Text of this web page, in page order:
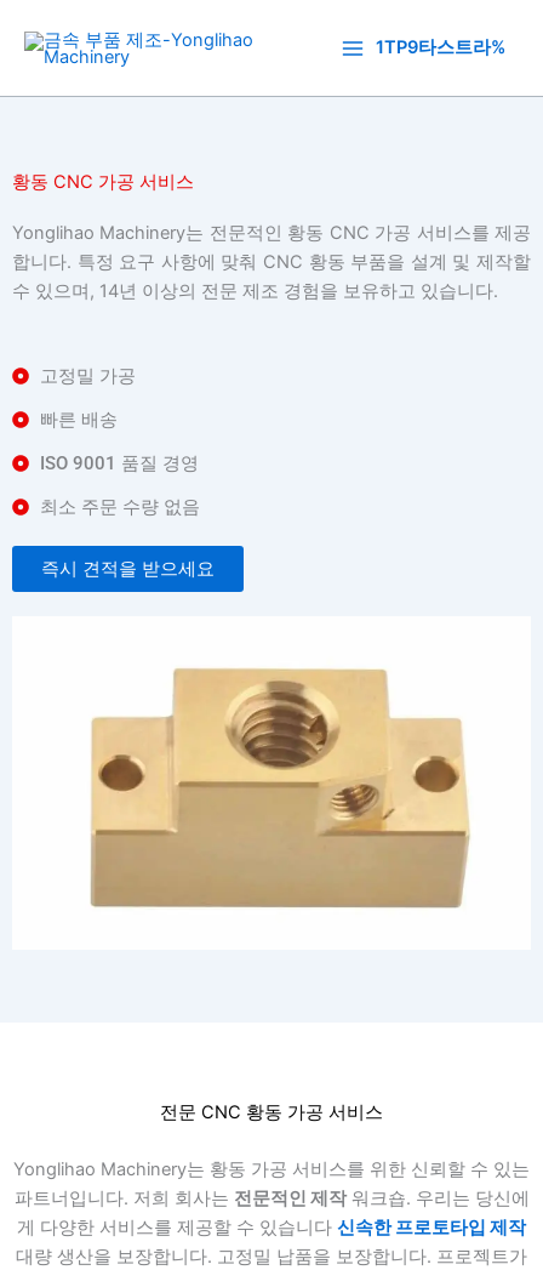
로
뛰
1TP9타스트라%
황동 CNC 가공 서비스
Yonglihao Machinery는 전문적인 황동 CNC 가공 서비스를 제공
합니다. 특정 요구 사항에 맞춰 CNC 황동 부품을 설계 및 제작할
수 있으며, 14년 이상의 전문 제조 경험을 보유하고 있습니다.
고정밀 가공
빠른 배송
ISO 9001 품질 경영
최소 주문 수량 없음
즉시 견적을 받으세요
전문 CNC 황동 가공 서비스
Yonglihao Machinery는 황동 가공 서비스를 위한 신뢰할 수 있는
파트너입니다. 저희 회사는 전문적인 제작워크숍. 우리는 당신에
게 다양한 서비스를 제공할 수 있습니다 신속한 프로토타입 제작
대량 생산을 보장합니다. 고정밀 납품을 보장합니다. 프로젝트가